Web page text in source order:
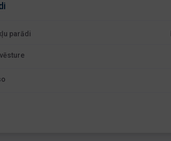
parādi